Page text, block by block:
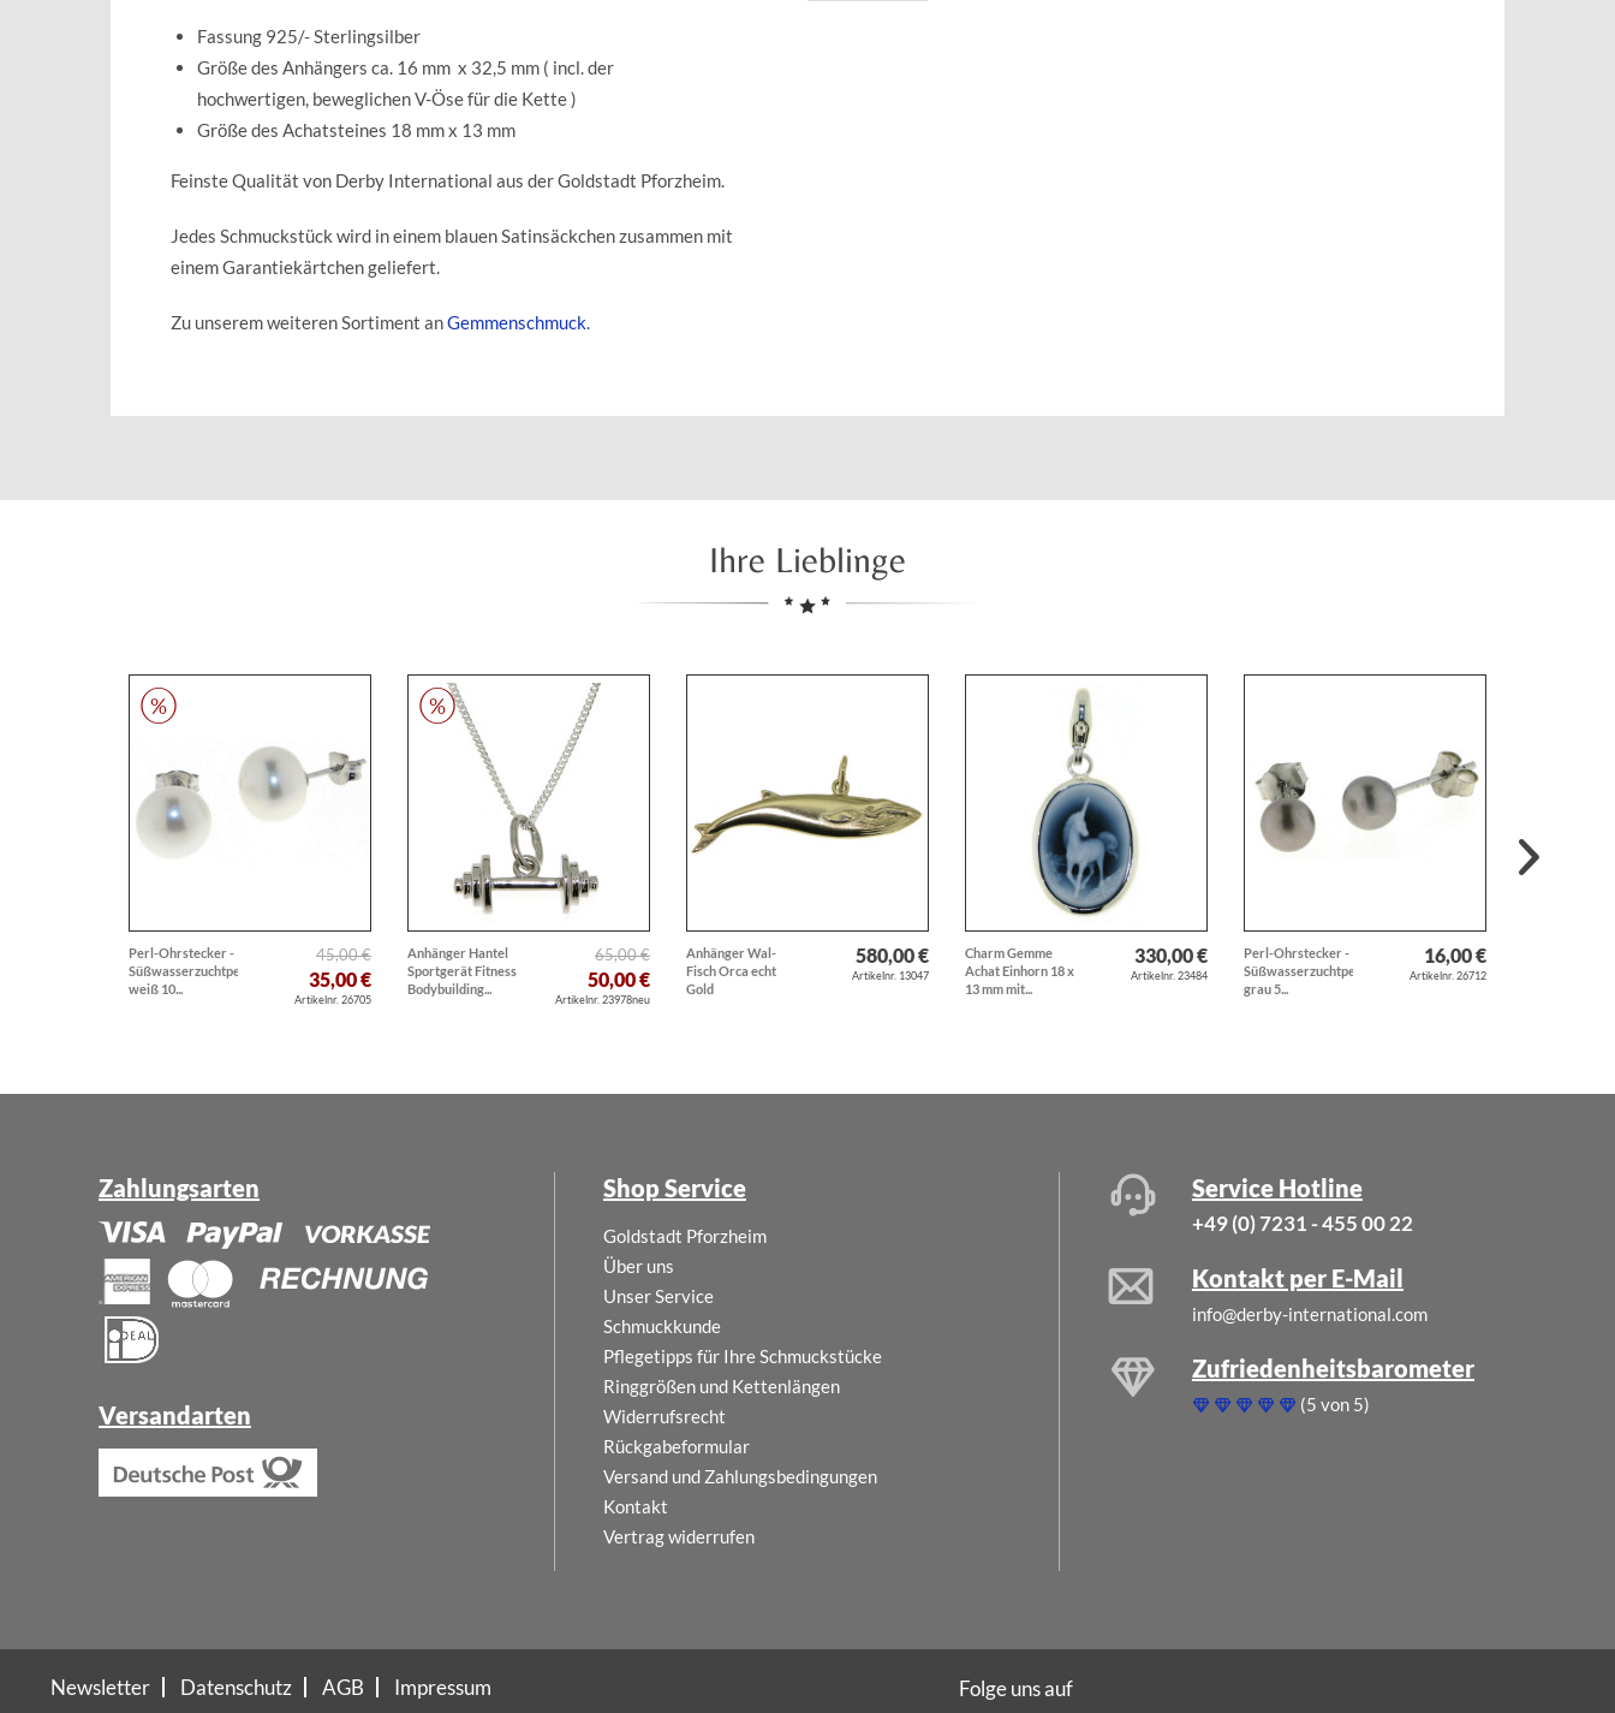
Fassung 925/- Sterlingsilber
Größe des Anhängers ca. 16 mm x 32,5 mm ( incl. der
hochwertigen, beweglichen V-Öse für die Kette )
Größe des Achatsteines 18 mm x 13 mm
Feinste Qualität von Derby International aus der Goldstadt Pforzheim.
Jedes Schmuckstück wird in einem blauen Satinsäckchen zusammen mit
einem Garantiekärtchen geliefert.
Zu unserem weiteren Sortiment anGemmenschmuck
Ihre Lieblinge
Perl-Ohrstecker -
Süßwasserzuchtperlen
weiß 10...
45,00 €
35,00 €
Artikelnr. 26705
Anhänger Hantel
Sportgerät Fitness
Bodybuilding...
65,00 €
50,00 €
Artikelnr. 23978neu
Anhänger Wal-
Fisch Orca echt
Gold
580,00 €
Artikelnr. 13047
Charm Gemme
Achat Einhorn 18 x
13 mm mit...
330,00 €
Artikelnr. 23484
Perl-Ohrstecker -
Süßwasserzuchtperlen
grau 5...
16,00 €
Artikelnr. 26712
Zahlungsarten
Versandarten
Shop Service
Goldstadt Pforzheim
Über uns
Unser Service
Schmuckkunde
Pflegetipps für Ihre Schmuckstücke
Ringgrößen und Kettenlängen
Widerrufsrecht
Rückgabeformular
Versand und Zahlungsbedingungen
Kontakt
Vertrag widerrufen
Service Hotline
+49 (0) 7231 - 455 00 22
Kontakt per E-Mail
info@derby-international.com
Zufriedenheitsbarometer
(5 von 5)
Newsletter Datenschutz AGB Impressum Folge uns auf